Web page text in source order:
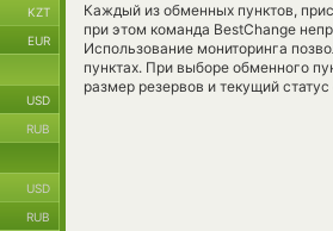
Каждый из обменных пунктов,
при этом команда BestChange
Использование мониторинга
пунктах. При выборе обменного
размер резервов и текущий
KZT
EUR
USD
RUB
USD
RUB